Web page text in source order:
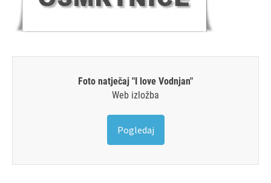
Foto natječaj "I love Vodnjan"
Web izložba
Pogledaj